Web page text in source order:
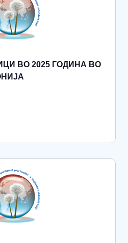
ВО 2025 ГОДИНА ВО